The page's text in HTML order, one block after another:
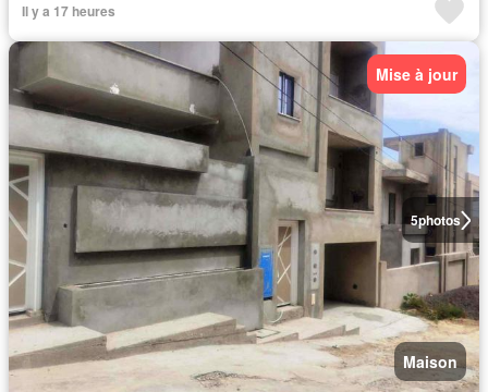
Il y a 17 heures
5photos
Mise à jour
Maison